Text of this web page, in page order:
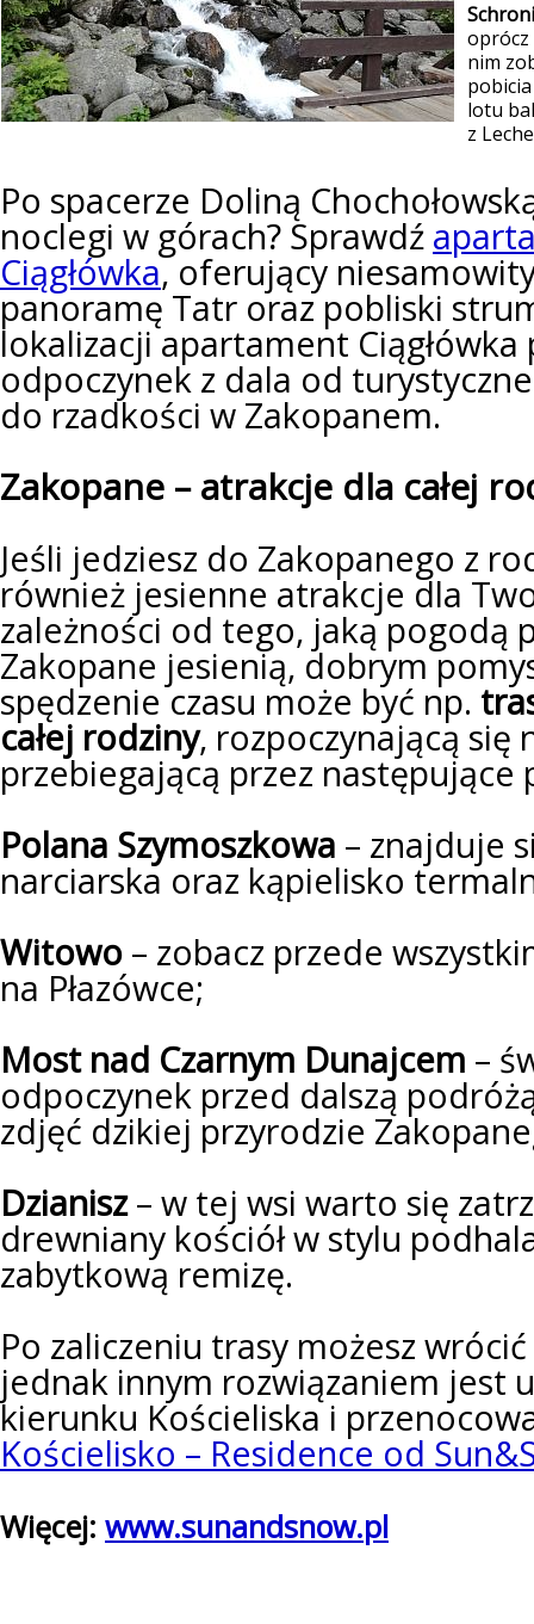
oprócz
nim
lotu
z
Po spacerze Doliną
noclegi w górach? Sprawdź
Ciągłówka, oferujący
panoramę Tatr oraz pobliski
lokalizacji apartament Ciągłówka
odpoczynek z dala od
do rzadkości w Zakopanem.
Zakopane – atrakcje dla całej
Jeśli jedziesz do Zakopanego z
również jesienne atrakcje dla
zależności od tego, jaką pogodą
Zakopane jesienią, dobrym
spędzenie czasu może być np.
całej rodziny, rozpoczynającą się
przebiegającą przez następujące
Polana Szymoszkowa – znajduje
narciarska oraz kąpielisko
Witowo – zobacz przede
na Płazówce;
Most nad Czarnym Dunajcem –
odpoczynek przed dalszą
zdjęć dzikiej przyrodzie
Dzianisz– w tej wsi warto się
drewniany kościół w stylu
zabytkową remizę.
Po zaliczeniu trasy możesz
jednak innym rozwiązaniem jest
kierunku Kościeliska i
Kościelisko – Residence od
Więcej: www.sunandsnow.pl